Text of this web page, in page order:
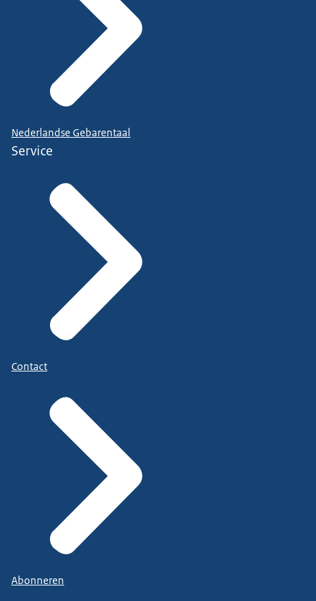
Nederlandse Gebarentaal
Service
Contact
Abonneren